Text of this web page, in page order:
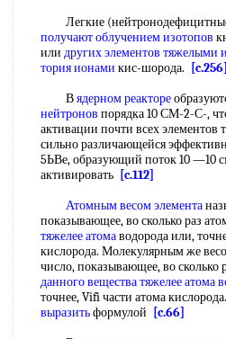
Легкие
получаютоблучением изотопов
или других элементов тяжелыми
тория ионами кис-шорода.
[c.256]
Вядерном реакторе
нейтронов порядка 10 СМ-2-С-,
активации почти всех элементов
сильно различающейся
5ЬВе, образующий поток 10 —10
активировать [c.112]
Атомным весом элемента
показывающее, во сколько раз
тяжелее атомаводорода или,
кислорода. Молекулярным же
число, показывающее, во сколько
данноговещества тяжелееатома
точнее, Vifi части атома
выразитьформулой
[c.66]